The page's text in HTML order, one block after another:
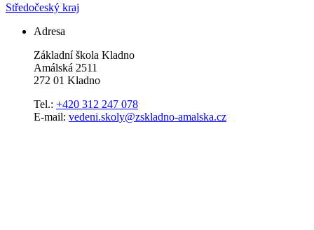
Středočeský kraj
Adresa
Základní škola Kladno
Amálská 2511
272 01 Kladno
Tel.: +420 312 247 078
E-mail: vedeni.skoly@zskladno-amalska.cz